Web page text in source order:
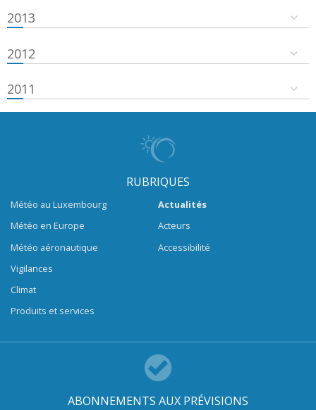
2013
2012
2011
RUBRIQUES
Météo au Luxembourg
Météo en Europe
Météo aéronautique
Vigilances
Climat
Produits et services
Actualités
Acteurs
Accessibilité
ABONNEMENTS AUX PRÉVISIONS